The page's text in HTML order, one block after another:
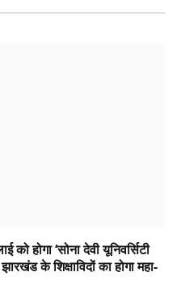
होगा ‘सोना देवी यूनिवर्सिटी
के शिक्षाविदों का होगा महा-